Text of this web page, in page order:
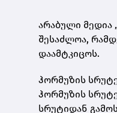
არაბული
შესაძლოა,
დაამტკიცოს.
ჰორმუზის
ჰორმუზის
სრუტიდან